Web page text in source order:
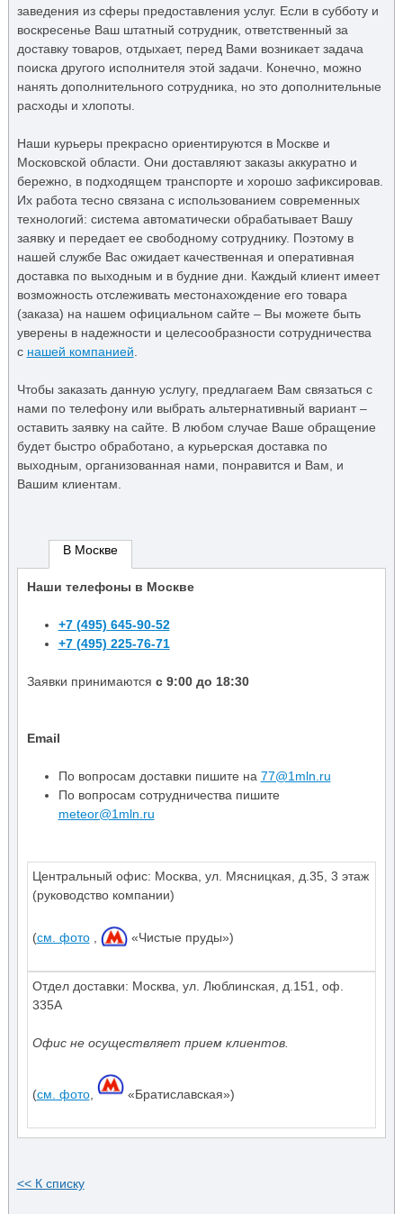
заведения из сферы предоставления услуг. Если в субботу и
воскресенье Ваш штатный сотрудник, ответственный за
доставку товаров, отдыхает, перед Вами возникает задача
поиска другого исполнителя этой задачи. Конечно, можно
нанять дополнительного сотрудника, но это дополнительные
расходы и хлопоты.
Наши курьеры прекрасно ориентируются в Москве и
Московской области. Они доставляют заказы аккуратно и
бережно, в подходящем транспорте и хорошо зафиксировав.
Их работа тесно связана с использованием современных
технологий: система автоматически обрабатывает Вашу
заявку и передает ее свободному сотруднику. Поэтому в
нашей службе Вас ожидает качественная и оперативная
доставка по выходным и в будние дни. Каждый клиент имеет
возможность отслеживать местонахождение его товара
(заказа) на нашем официальном сайте – Вы можете быть
уверены в надежности и целесообразности сотрудничества
с нашей компанией
Чтобы заказать данную услугу, предлагаем Вам связаться с
нами по телефону или выбрать альтернативный вариант –
оставить заявку на сайте. В любом случае Ваше обращение
будет быстро обработано, а курьерская доставка по
выходным, организованная нами, понравится и Вам, и
Вашим клиентам.
В Москве
Наши телефоны в Москве
+7 (495) 645-90-52
+7 (495) 225-76-71
Заявки принимаются с 9:00 до 18:30
Email
По вопросам доставки пишите на 77@1mln.ru
По вопросам сотрудничества пишите
meteor@1mln.ru
Центральный офис: Москва ул. Мясницкая, д.35, 3 этаж
(руководство компании)
(см. фото, «Чистые пруды»)
Отдел доставки: Москва, ул. Люблинская, д.151, оф.
335А
Офис не осуществляет прием клиентов.
(см. фото, «Братиславская»)
<< К списку